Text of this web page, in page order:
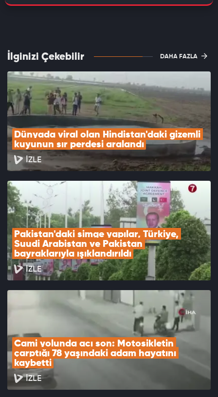
İlginizi Çekebilir DAHA FAZLA
Dünyada viral olan Hindistan'daki gizemli
kuyunun sır perdesi aralandı
İZLE
Pakistan'daki simge yapılar, Türkiye,
Suudi Arabistan ve Pakistan
bayraklarıyla ışıklandırıldı
İZLE
Cami yolunda acı son: Motosikletin
çarptığı 78 yaşındaki adam hayatını
kaybetti
İZLE